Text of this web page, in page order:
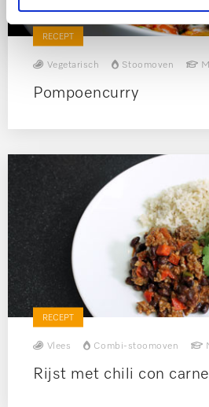
RECEPT
Vegetarisch Stoomoven
Pompoencurry
RECEPT
Vlees Combi-stoomoven
Rijst met chili con carne